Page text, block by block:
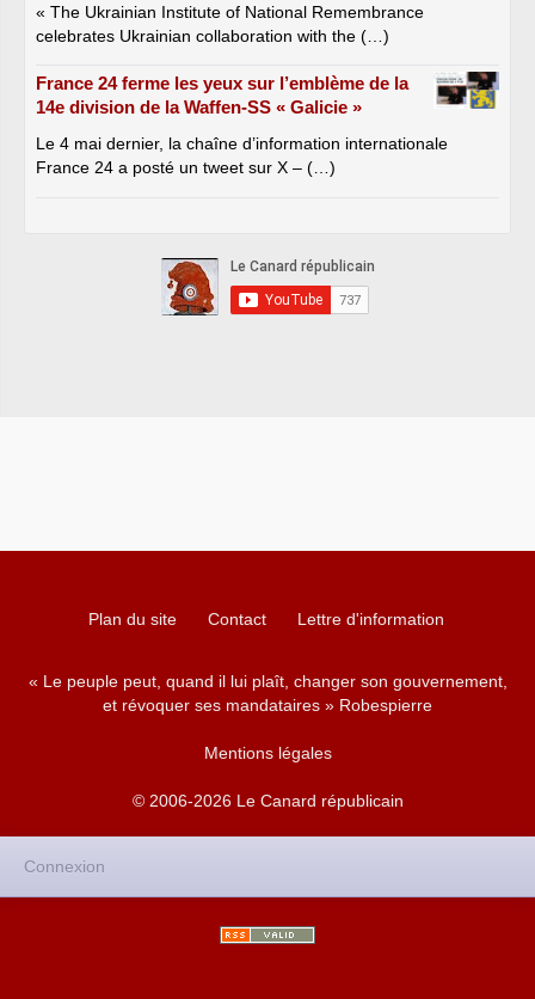
« The Ukrainian Institute of National Remembrance
celebrates Ukrainian collaboration with the (…)
France 24 ferme les yeux sur l’emblème de la
14e division de la Waffen-SS « Galicie »
Le 4 mai dernier, la chaîne d’information internationale
France 24 a posté un tweet sur X – (…)
Plan du site Contact Lettre d'information
« Le peuple peut, quand il lui plaît, changer son gouvernement,
et révoquer ses mandataires » Robespierre
Mentions légales
© 2006-2026 Le Canard républicain
Connexion